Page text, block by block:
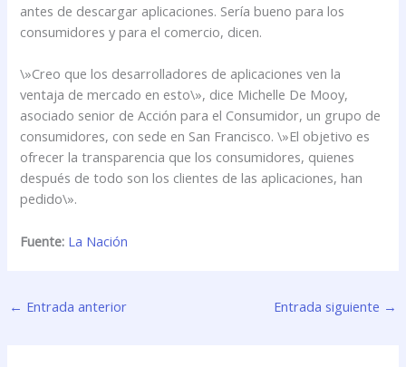
antes de descargar aplicaciones. Sería bueno para los
consumidores y para el comercio, dicen.
\»Creo que los desarrolladores de aplicaciones ven la
ventaja de mercado en esto\», dice Michelle De Mooy,
asociado senior de Acción para el Consumidor, un grupo de
consumidores, con sede en San Francisco. \»El objetivo es
ofrecer la transparencia que los consumidores, quienes
después de todo son los clientes de las aplicaciones, han
pedido\».
Fuente: La Nación
← Entrada anterior Entrada siguiente →